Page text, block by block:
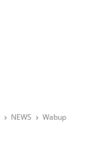
NEWS
Wabup